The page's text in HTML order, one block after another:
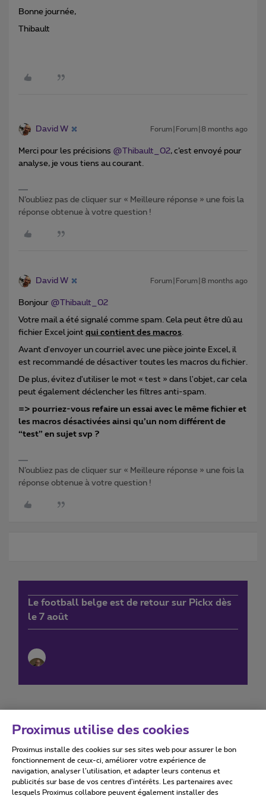
Bonne journée,
Thibault
David W Forum|Forum|8 months ago
Merci pour les précisions ​ @Thibault_02, c’est envoyé pour
analyse, je vous tiens au courant.
N’oubliez pas de cliquer sur « Meilleure réponse » une fois la
réponse obtenue à votre question !
David W Forum|Forum|8 months ago
Bonjour ​ @Thibault_02
Votre mail a été signalé comme spam. Cela peut être dû au
fichier Excel joint qui contient des macros.
Avant d'envoyer un courriel avec une pièce jointe Excel, il
est recommandé de désactiver toutes les macros du fichier.
De plus, évitez d'utiliser le mot « test » dans l'objet, car cela
peut également déclencher les filtres anti-spam.
=> pourriez-vous refaire un essai avec le même fichier et
les macros désactivées ainsi qu’un nom différent de
“test” en sujet svp ?
N’oubliez pas de cliquer sur « Meilleure réponse » une fois la
réponse obtenue à votre question !
Le football belge est de retour sur Pickx dès
le 7 août
Conditions d'utilisation Accessibility statement
Proximus utilise des cookies
Proximus installe des cookies sur ses sites web pour assurer le bon
fonctionnement de ceux-ci, améliorer votre expérience de
navigation, analyser l’utilisation, et adapter leurs contenus et
publicités sur base de vos centres d’intérêts. Les partenaires avec
lesquels Proximus collabore peuvent également installer des